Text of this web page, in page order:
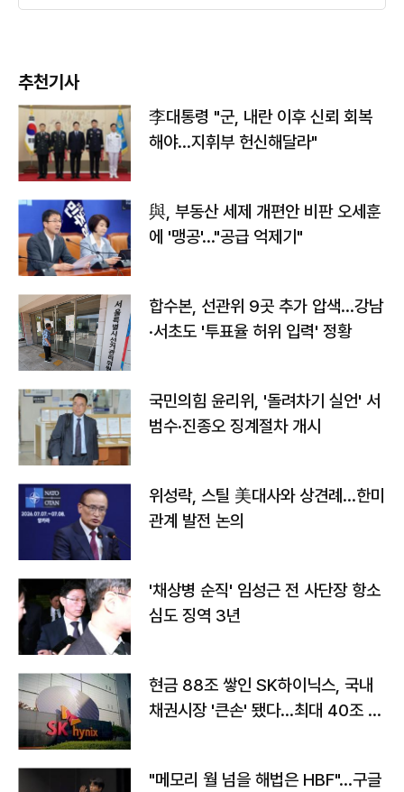
추천기사
李대통령 "군, 내란 이후 신뢰 회복
해야…지휘부 헌신해달라"
與, 부동산 세제 개편안 비판 오세훈
에 '맹공'…"공급 억제기"
합수본, 선관위 9곳 추가 압색…강남
·서초도 '투표율 허위 입력' 정황
국민의힘 윤리위, '돌려차기 실언' 서
범수·진종오 징계절차 개시
위성락, 스틸 美대사와 상견례…한미
관계 발전 논의
'채상병 순직' 임성근 전 사단장 항소
심도 징역 3년
현금 88조 쌓인 SK하이닉스, 국내
채권시장 '큰손' 됐다…최대 40조 투
"메모리 월 넘을 해법은 HBF"…구글